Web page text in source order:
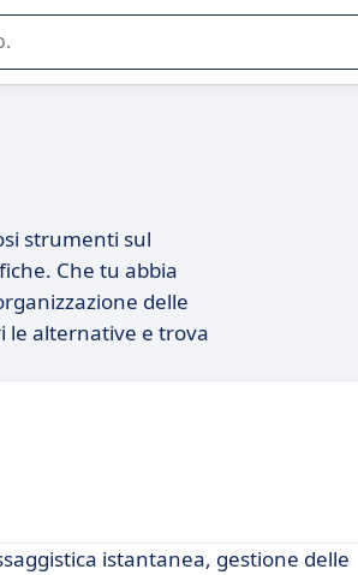
azienda.
strumenti sul
Che tu abbia
delle
le alternative e trova
istantanea, gestione delle